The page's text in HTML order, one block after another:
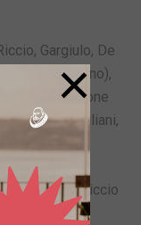
Gargiulo, De
(87′ Sannino),
Guidone
Rasulo, Giuliani,
(F), 79′ Riccio
×